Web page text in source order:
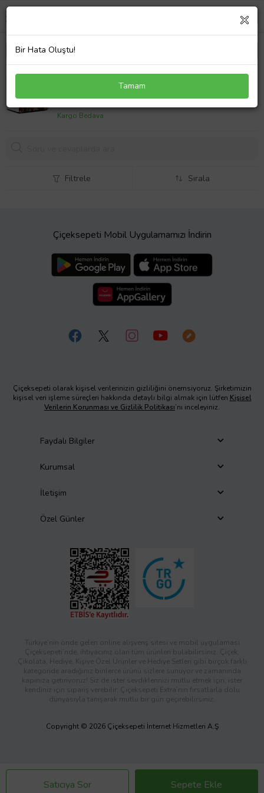
Koyu Kırmızı Soyut Laptop Sticker 13 İnch
889,90 TL
Kargo Bedava
Satıcıya Sor Sepete Ekle
Filtrele Sırala
Çiçeksepeti Mobil Uygulamamızı İndirin
Çiçeksepeti olarak kişisel verilerinizin gizliliğini önemsiyoruz. Şirketimizin
kişisel veri işleme süreçleri hakkında detaylı bilgi almak için lütfen Kişisel
Verilerin Korunması ve Gizlilik Politikası’nı inceleyiniz.
Faydalı Bilgiler
Kurumsal
İletişim
Özel Günler
Türkiye’nin önde gelen online alışveriş sitesi ve mobil uygulaması
Çiçeksepeti’nde, ihtiyacınız olan tüm ürünleri bulabilirsiniz. Çiçek,
Çikolata, Hediye, Kişiye Özel Ürünler ve Hediye Setleri gibi birçok farklı
kategoride aradığınız binlerce ürünü sizlere sunuyor ve zamanında
kapınıza getiriyoruz! Siz de ister sevdiklerinizi mutlu etmek için, ister
kendiniz için sipariş verebilir; Çiçeksepeti Extra’nın fırsatlarla dolu
dünyasıyla tanışarak mutlu bir gün geçirebilirsiniz.
Copyright © 2026 Çiçeksepeti İnternet Hizmetleri A.Ş
Bir Hata Oluştu!
Tamam